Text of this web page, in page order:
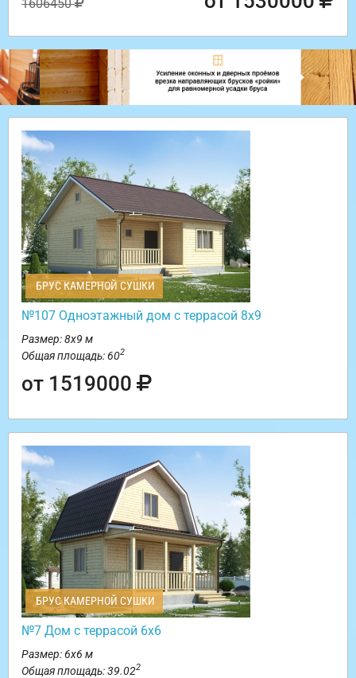
1606450
БРУС КАМЕРНОЙ СУШКИ
№107 Одноэтажный дом с террасой 8х9
Размер: 8х9 м
Общая площадь: 602
от 1519000
БРУС КАМЕРНОЙ СУШКИ
№7 Дом с террасой 6х6
Размер: 6х6 м
Общая площадь: 39.022